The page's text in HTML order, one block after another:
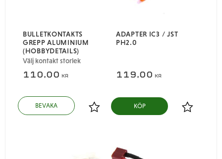
BULLETKONTAKTS
GREPP ALUMINIUM
(HOBBYDETAILS)
Välj kontakt storlek
110,00 KR
Lägg till i favoriter
ADAPTER IC3 / JST
PH2.0
119,00 KR
Lägg till i
KÖP